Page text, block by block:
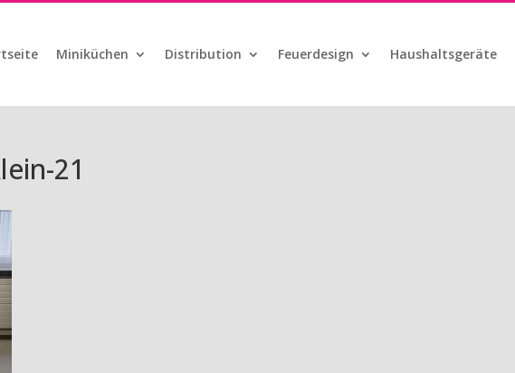
Miniküchen Distribution Feuerdesign Haushaltsgeräte
21